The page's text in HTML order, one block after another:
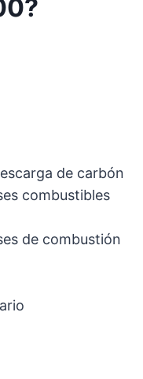
de carbón
combustibles
de combustión